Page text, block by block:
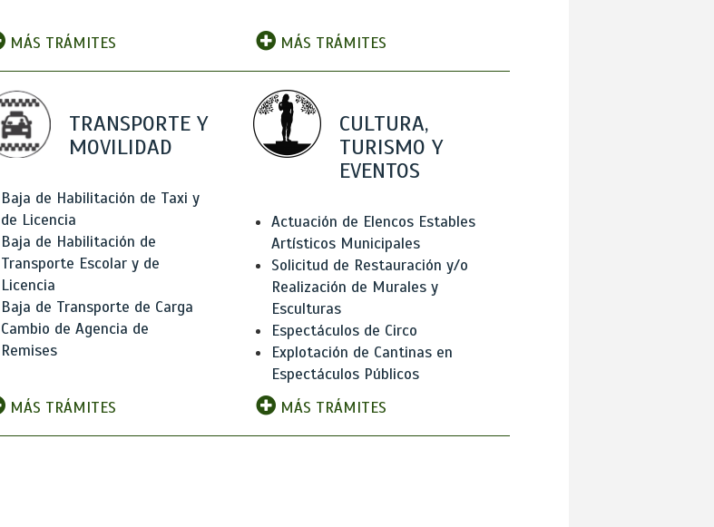
MÁS TRÁMITES MÁS TRÁMITES
TRANSPORTE Y
MOVILIDAD
Baja de Habilitación de Taxi y
de Licencia
Baja de Habilitación de
Transporte Escolar y de
Licencia
Baja de Transporte de Carga
Cambio de Agencia de
Remises
MÁS TRÁMITES
CULTURA,
TURISMO Y
EVENTOS
Actuación de Elencos Estables
Artísticos Municipales
Solicitud de Restauración y/o
Realización de Murales y
Esculturas
Espectáculos de Circo
Explotación de Cantinas en
Espectáculos Públicos
MÁS TRÁMITES